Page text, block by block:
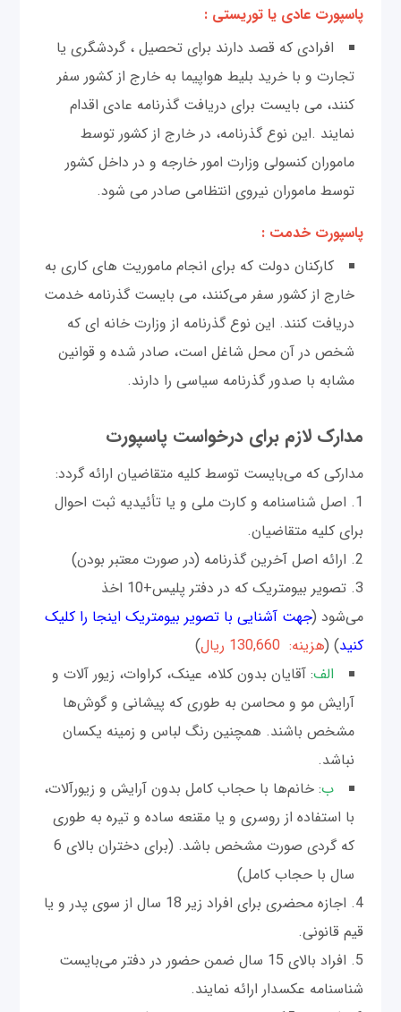
پاسپورت عادی یا توریستی :
افرادی که قصد دارند برای تحصیل ، گردشگری یا
تجارت و با خرید بلیط هواپیما به خارج از کشور سفر
کنند، می بایست برای دریافت گذرنامه عادی اقدام
نمایند .این نوع گذرنامه، در خارج از کشور توسط
ماموران کنسولی وزارت امور خارجه و در داخل کشور
توسط ماموران نیروی انتظامی صادر می ‌شود.
پاسپورت خدمت :
کارکنان دولت که برای انجام ماموریت‌ های کاری به
خارج از کشور سفر می‌کنند، می بایست گذرنامه خدمت
دریافت کنند. این نوع گذرنامه از وزارت خانه‌ ای که
شخص در آن محل شاغل است، صادر شده و قوانین
مشابه با صدور گذرنامه سیاسی را دارند.
مدارک لازم برای درخواست پاسپورت
مدارکی که می‌بایست توسط کلیه متقاضیان ارائه گردد:
1. اصل شناسنامه و کارت ملی و یا تأئیدیه ثبت احوال
برای کلیه متقاضیان.
2. ارائه اصل آخرین گذرنامه (در صورت معتبر بودن)
3. تصویر بیومتریک که در دفتر پلیس+10 اخذ
می‌شود (جهت آشنایی با تصویر بیومتریک اینجا را کلیک
کنید) (هزینه: 130,660 ریال
)
الف: آقایان بدون کلاه، عینک، کراوات، زیور آلات و
آرایش مو و محاسن به طوری که پیشانی و گوش‌ها
مشخص باشند. همچنین رنگ لباس و زمینه یکسان
نباشد.
ب: خانم‌ها با حجاب کامل بدون آرایش و زیورآلات،
با استفاده از روسری و یا مقنعه ساده و تیره به طوری
که گردی صورت مشخص باشد. (برای دختران بالای 6
سال با حجاب کامل)
4. اجازه محضری برای افراد زیر 18 سال از سوی پدر و یا
قیم قانونی.
5. افراد بالای 15 سال ضمن حضور در دفتر می‌بایست
شناسنامه عکسدار ارائه نمایند.